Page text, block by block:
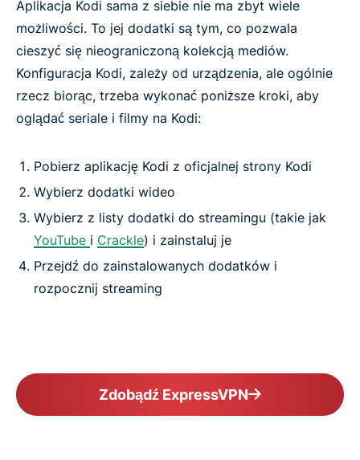
Aplikacja Kodi sama z siebie nie ma zbyt wiele
możliwości. To jej dodatki są tym, co pozwala
cieszyć się nieograniczoną kolekcją mediów.
Konfiguracja Kodi, zależy od urządzenia, ale ogólnie
rzecz biorąc, trzeba wykonać poniższe kroki, aby
oglądać seriale i filmy na Kodi:
Pobierz aplikację Kodi z oficjalnej strony Kodi
Wybierz dodatki wideo
Wybierz z listy dodatki do streamingu (takie jak
YouTube i Crackle) i zainstaluj je
Przejdź do zainstalowanych dodatków i
rozpocznij streaming
Zdobądź ExpressVPN